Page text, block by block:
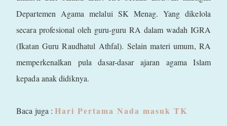
Departemen Agama melalui SK Menag. Yang dikelola
secara profesional oleh guru-guru RA dalam wadah IGRA
(Ikatan Guru Raudhatul Athfal). Selain materi umum, RA
memperkenalkan pula dasar-dasar ajaran agama Islam
kepada anak didiknya.
Baca juga :Hari Pertama Nada masuk TK